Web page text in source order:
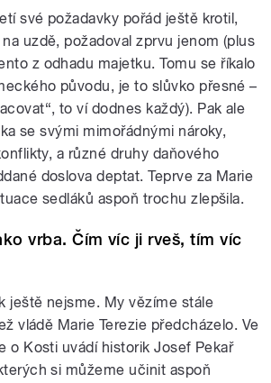
své požadavky pořád ještě krotil,
uzdě, požadoval zprvu jenom (plus
z odhadu majetku. Tomu se říkalo
původu, je to slůvko přesné –
to ví dodnes každý). Pak ale
se svými mimořádnými nároky,
a různé druhy daňového
doslova deptat. Teprve za Marie
sedláků aspoň trochu zlepšila.
vrba. Čím víc ji rveš, tím víc
ještě nejsme. My vězíme stále
vládě Marie Terezie předcházelo. Ve
o Kosti uvádí historik Josef Pekař
si můžeme učinit aspoň